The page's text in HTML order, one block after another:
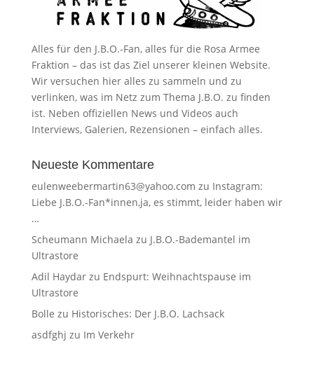
Alles für den J.B.O.-Fan, alles für die Rosa Armee
Fraktion – das ist das Ziel unserer kleinen Website.
Wir versuchen hier alles zu sammeln und zu
verlinken, was im Netz zum Thema J.B.O. zu finden
ist. Neben offiziellen News und Videos auch
Interviews, Galerien, Rezensionen – einfach alles.
Neueste Kommentare
eulenweebermartin63@yahoo.com zu Instagram:
Liebe J.B.O.-Fan*innen,ja, es stimmt, leider haben wir
…
Scheumann Michaela zu J.B.O.-Bademantel im
Ultrastore
Adil Haydarzu Endspurt: Weihnachtspause im
Ultrastore
Bolle zu Historisches: Der J.B.O. Lachsack
asdfghj zu Im Verkehr